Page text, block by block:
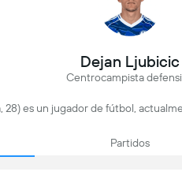
Dejan Ljubicic
Centrocampista
28) es un jugador de fútbol,
Partidos